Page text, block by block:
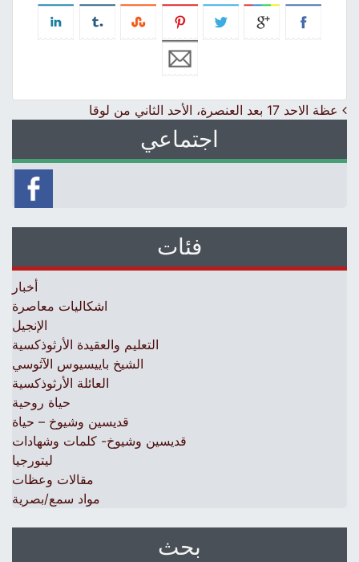
Post navigation
عظة الاحد 17 بعد العنصرة، الأحد الثاني من لوقا
اجتماعي
فئات
أخبار
اشكاليات معاصرة
الإنجيل
التعليم والعقيدة الأرثوذكسية
الشيخ باييسيوس الآثوسي
العائلة الأرثوذكسية
حياة روحية
قديسين وشيوخ – حياة
قديسين وشيوخ- كلمات وشهادات
ليتورجيا
مقالات وعظات
مواد سمع/بصرية
بحث